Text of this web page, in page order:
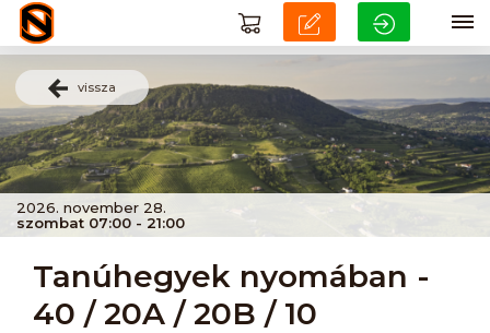
vissza
2026. november 28.
szombat 07:00 - 21:00
Tanúhegyek nyomában -
40 / 20A / 20B / 10